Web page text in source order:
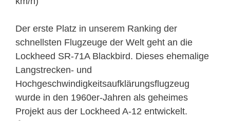
Der erste Platz in unserem Ranking der
schnellsten Flugzeuge der Welt geht an die
Lockheed SR-71A Blackbird. Dieses ehemalige
Langstrecken- und
Hochgeschwindigkeitsaufklärungsflugzeug
wurde in den 1960er-Jahren als geheimes
Projekt aus der Lockheed A-12 entwickelt.